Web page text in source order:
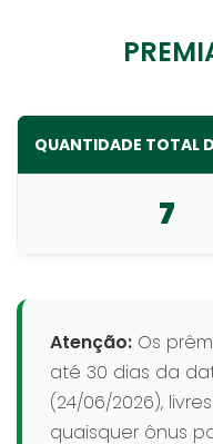
QUANTIDADE TOTAL
7
Atenção: Os
até 30 dias da
(24/06/2026),
quaisquer ônus